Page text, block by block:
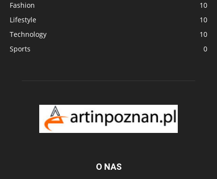
Fashion
10
Lifestyle
10
Technology
10
Sports
0
O NAS